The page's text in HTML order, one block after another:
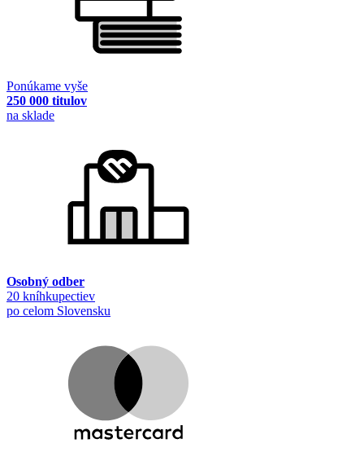
Ponúkame vyše
250 000 titulov
na sklade
Osobný odber
20 kníhkupectiev
po celom Slovensku